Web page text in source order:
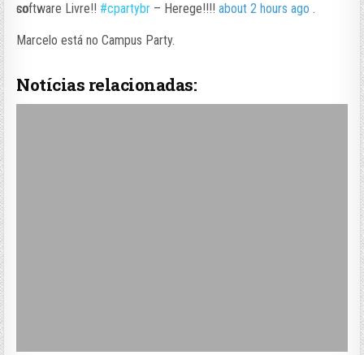
software Livre!! #cpartybr – Herege!!!! about 2 hours ago .
Marcelo está no Campus Party.
Notícias relacionadas: